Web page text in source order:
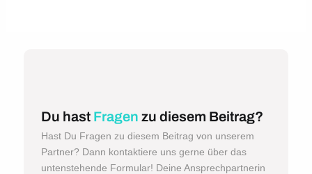
Du hast Fragen zu diesem Beitrag?
Hast Du Fragen zu diesem Beitrag von unserem
Partner? Dann kontaktiere uns gerne über das
untenstehende Formular! Deine Ansprechpartnerin